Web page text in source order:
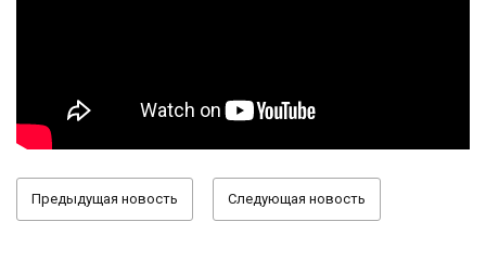
Предыдущая новость Следующая новость